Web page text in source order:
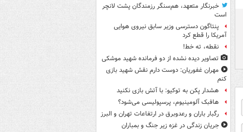
خبرنگار متعهد، هم‌سنگر رزمندگان پشت لانچر
است
پنتاگون دسترسی وزیر سابق نیروی هوایی
آمریکا را قطع کرد
نقطه، ته خط!
تصاویر دیده‌ نشده از دو فرمانده شهید موشکی
مهران غفوریان: دوست دارم نقش شهید بازی
کنم
هشدار پکن به توکیو: با آتش بازی نکنید
هافبک آلومینیوم، پرسپولیسی می‌شود؟
رگبار باران و رعدوبرق در ارتفاعات تهران و البرز
جریان زندگی در غزه زیر جنگ و بمباران